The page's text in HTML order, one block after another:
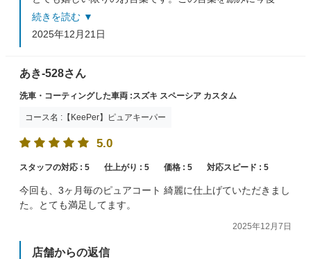
もスタッフ一同頑張っていきます。
またのご利用をお待ちしております。
続きを読む ▼
2025年12月21日
あき-528さん
洗車・コーティングした車両 :スズキ スペーシア カスタム
コース名 :【KeePer】ピュアキーパー
5.0
スタッフの対応 : 5 仕上がり : 5 価格 : 5 対応スピード : 5
今回も、3ヶ月毎のピュアコート 綺麗に仕上げていただきまし
た。とても満足してます。
2025年12月7日
店舗からの返信